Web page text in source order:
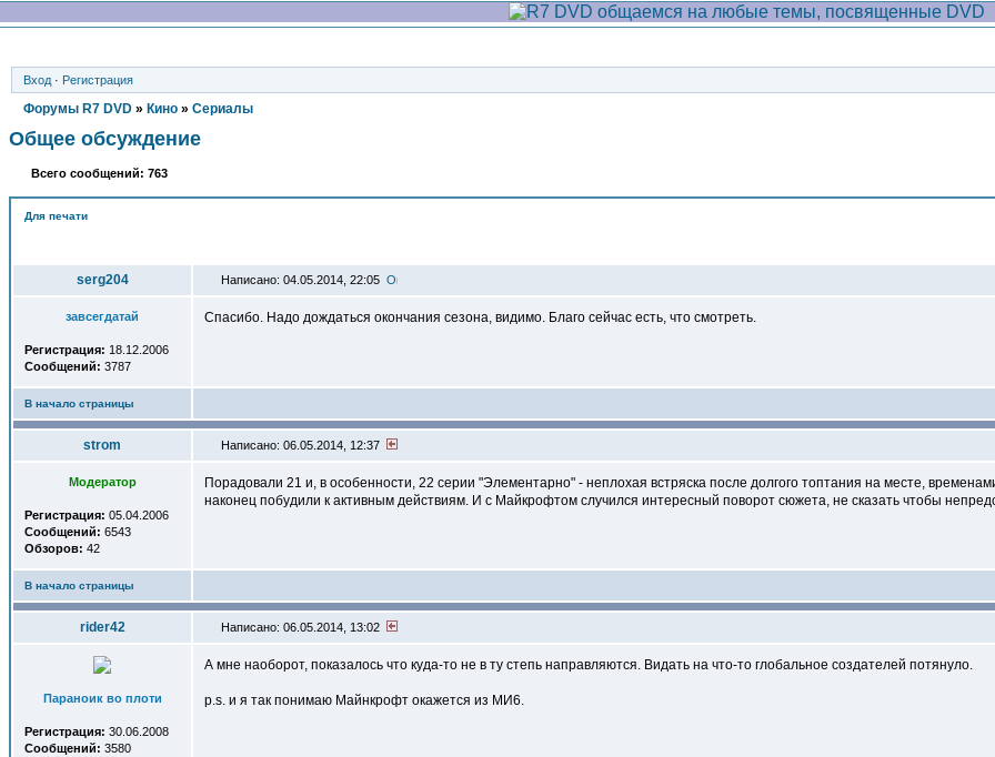
Вход · Регистрация
Форумы R7 DVD » Кино » Сериалы
Общее обсуждение
Всего сообщений: 763
Для печати
serg204 Написано: 04.05.2014, 22:05
завсегдатай
Регистрация: 18.12.2006
Сообщений: 3787
Спасибо. Надо дождаться окончания сезона, видимо. Благо сейчас есть, что смотреть.
В начало страницы
strom Написано: 06.05.2014, 12:37
Модератор
Регистрация: 05.04.2006
Сообщений: 6543
Обзоров: 42
Порадовали 21 и, в особенности, 22 серии "Элементарно" - неплохая встряска после долгого топтания на месте,
наконец побудили к активным действиям. И с Майкрофтом случился интересный поворот сюжета, не сказать чтобы
В начало страницы
rider42 Написано: 06.05.2014, 13:02
Параноик во плоти
Регистрация: 30.06.2008
Сообщений: 3580
А мне наоборот, показалось что куда-то не в ту степь направляются. Видать на что-то глобальное создателей потянуло.
p.s. и я так понимаю Майнкрофт окажется из МИ6.